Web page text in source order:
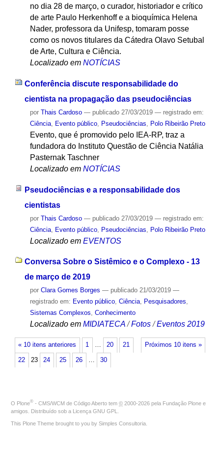
no dia 28 de março, o curador, historiador e crítico
de arte Paulo Herkenhoff e a bioquímica Helena
Nader, professora da Unifesp, tomaram posse
como os novos titulares da Cátedra Olavo Setubal
de Arte, Cultura e Ciência.
Localizado em NOTÍCIAS
Conferência discute responsabilidade do
cientista na propagação das pseudociências
por Thais Cardoso — publicado27/03/2019 — registrado em:
Ciência, Evento público, Pseudociências Polo Ribeirão Preto
Evento, que é promovido pelo IEA-RP, traz a
fundadora do Instituto Questão de Ciência Natália
Pasternak Taschner
Localizado em NOTÍCIAS
Pseudociências e a responsabilidade dos
cientistas
por Thais Cardoso — publicado27/03/2019 — registrado em:
Ciência, Evento público, Pseudociências Polo Ribeirão Preto
Localizado em EVENTOS
Conversa Sobre o Sistêmico e o Complexo - 13
de março de 2019
por Clara Gomes Borges — publicado21/03/2019 —
registrado em: Evento público, Ciência, Pesquisadores,
Sistemas Complexos, Conhecimento
Localizado em MIDIATECA /Fotos /Eventos 2019
« 10 itens anteriores Próximos 10 itens »
1 … 20 21
22 23 24 25 26 … 30
O Plone® - CMS/WCM de Código Aberto tem © 2000-2026 pela Fundação Plone e
amigos. Distribuído sob a Licença GNU GPL
This Plone Theme brought to you by Simples Consultoria